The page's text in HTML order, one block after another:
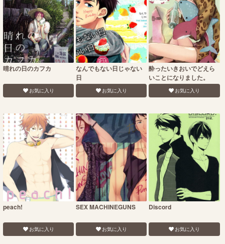
晴れの日のカフカ
お気に入り
なんでもない日じゃない
日
お気に入り
酔ったいきおいでどえら
いことになりました。
お気に入り
peach!
お気に入り
SEX MACHINEGUNS
お気に入り
Discord
お気に入り